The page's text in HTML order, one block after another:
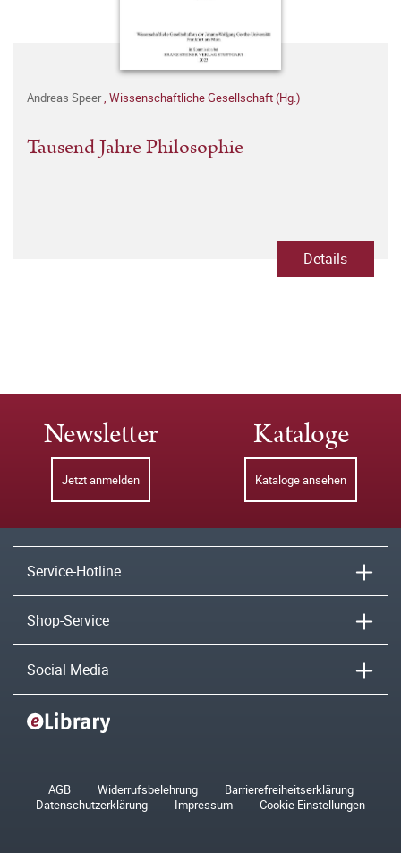
Andreas Speer, Wissenschaftliche Gesellschaft (Hg.)
Tausend Jahre Philosophie
Details
Newsletter
Jetzt anmelden
Kataloge
Kataloge ansehen
Service-Hotline
Shop-Service
Social Media
AGB Widerrufsbelehrung
Barrierefreiheitserklärung
Datenschutzerklärung
Impressum Cookie Einstellungen